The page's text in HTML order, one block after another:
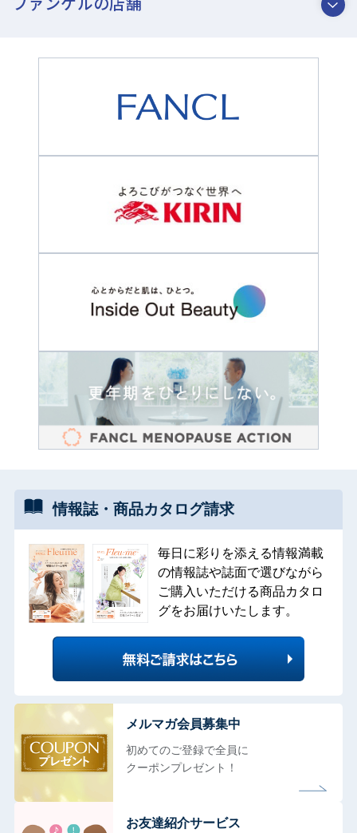
情報誌・ 商品カタログ請求
毎日に彩りを添える情報満載
の情報誌や誌面で選びながら
ご購入いただける商品カタロ
グをお届けいたします。
メルマガ会員募集中
初めてのご登録で全員に
クーポンプレゼント！
お友達紹介サービス